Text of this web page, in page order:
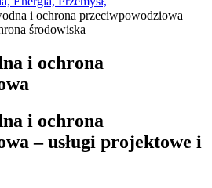
i ochrona przeciwpowodziowa
i ochrona
i ochrona
– usługi projektowe i